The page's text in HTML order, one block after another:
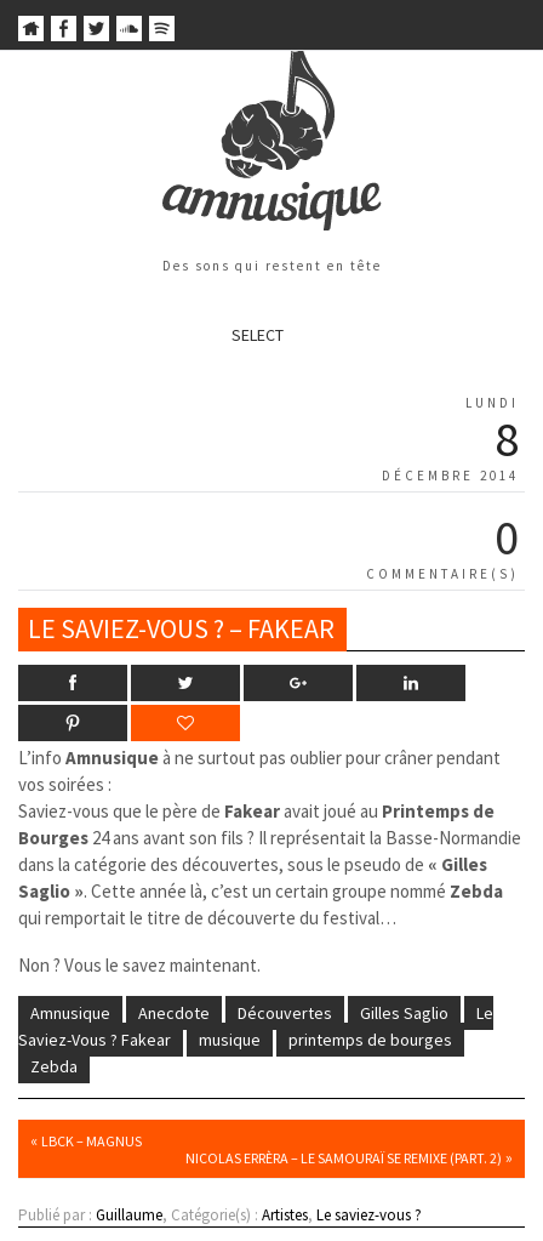
Des sons qui restent en tête
SELECT
LUNDI
8
DÉCEMBRE 2014
0
COMMENTAIRE(S)
LE SAVIEZ-VOUS ? – FAKEAR
L’info Amnusiqueà ne surtout pas oublier pour crâner pendant
vos soirées :
Saviez-vous que le père de Fakearavait joué au Printemps de
Bourges 24 ans avant son fils ? Il représentait la Basse-Normandie
dans la catégorie des découvertes, sous le pseudo de « Gilles
Saglio ». Cette année là, c’est un certain groupe nommé Zebda
qui remportait le titre de découverte du festival…
Non ? Vous le savez maintenant.
Amnusique Anecdote Découvertes Gilles Saglio
Le
Saviez-Vous ? Fakear
musique
printemps de bourges
Zebda
« LBCK – MAGNUS
NICOLAS ERRÈRA – LE SAMOURAÏ SE REMIXE (PART. 2) »
Publié par : Guillaume, Catégorie(s) : Artistes, Le saviez-vous ?